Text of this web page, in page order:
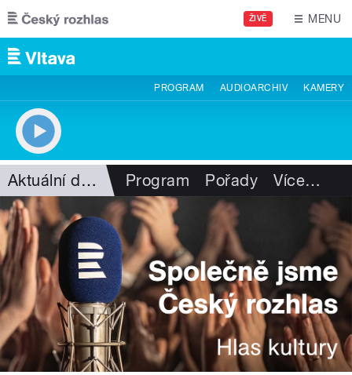
Přejít k hlavnímu obsahu
ŽIVĚ MENU
PROGRAM AUDIOARCHIV KAMERY
Aktuální dění Program Pořady Více…